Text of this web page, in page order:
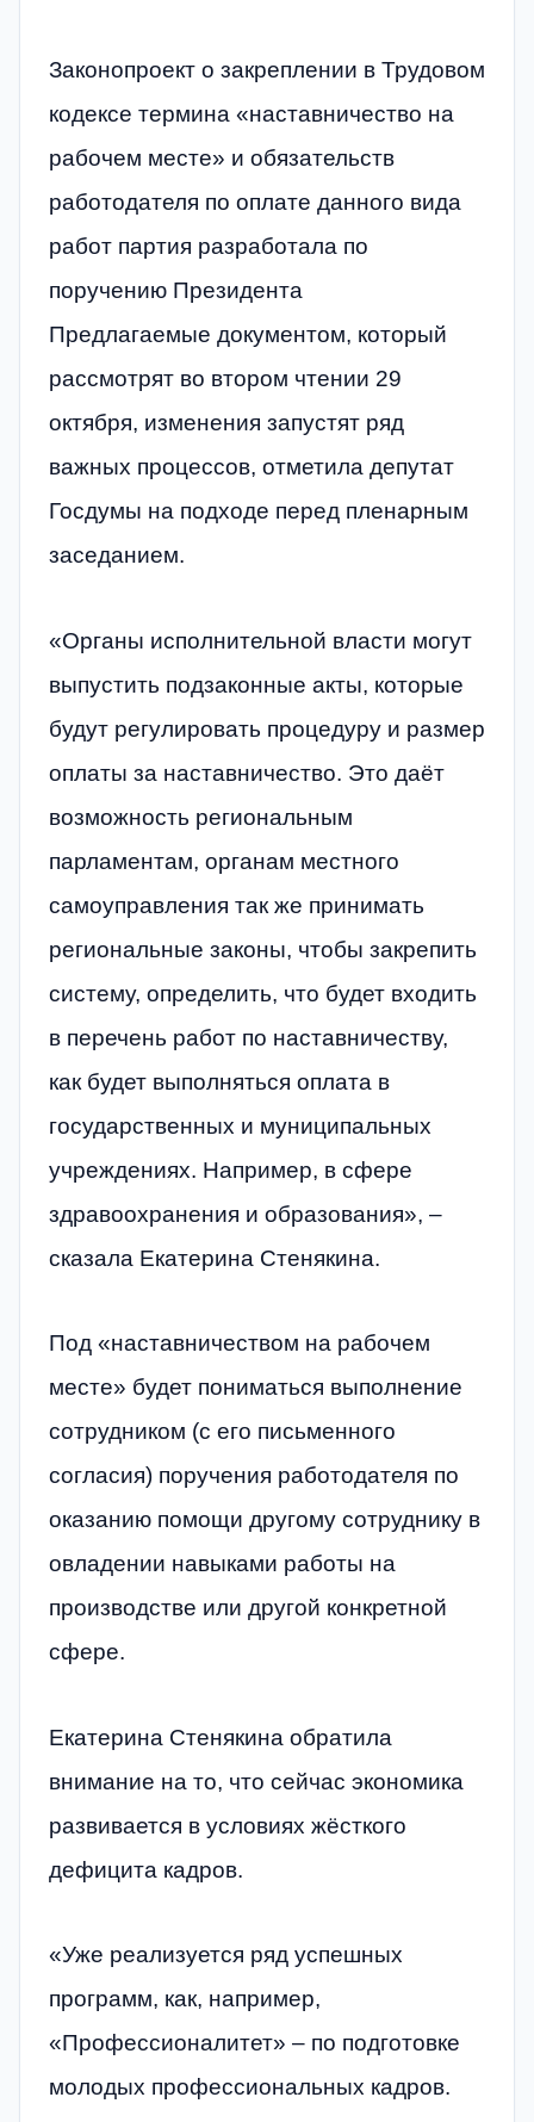
Законопроект о закреплении в Трудовом
кодексе термина «наставничество на
рабочем месте» и обязательств
работодателя по оплате данного вида
работ партия разработала по
поручению Президента
Предлагаемые документом, который
рассмотрят во втором чтении 29
октября, изменения запустят ряд
важных процессов, отметила депутат
Госдумы на подходе перед пленарным
заседанием.
«Органы исполнительной власти могут
выпустить подзаконные акты, которые
будут регулировать процедуру и размер
оплаты за наставничество. Это даёт
возможность региональным
парламентам, органам местного
самоуправления так же принимать
региональные законы, чтобы закрепить
систему, определить, что будет входить
в перечень работ по наставничеству,
как будет выполняться оплата в
государственных и муниципальных
учреждениях. Например, в сфере
здравоохранения и образования», –
сказала Екатерина Стенякина.
Под «наставничеством на рабочем
месте» будет пониматься выполнение
сотрудником (с его письменного
согласия) поручения работодателя по
оказанию помощи другому сотруднику в
овладении навыками работы на
производстве или другой конкретной
сфере.
Екатерина Стенякина обратила
внимание на то, что сейчас экономика
развивается в условиях жёсткого
дефицита кадров.
«Уже реализуется ряд успешных
программ, как, например,
«Профессионалитет» – по подготовке
молодых профессиональных кадров.